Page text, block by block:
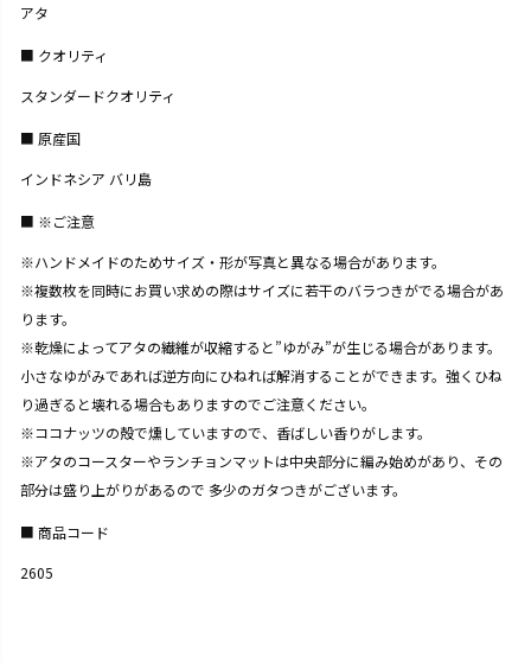
アタ
クオリティ
スタンダードクオリティ
原産国
インドネシア バリ島
※ご注意
※ハンドメイドのためサイズ・形が写真と異なる場合があります。
※複数枚を同時にお買い求めの際はサイズに若干のバラつきがでる場合があ
ります。
※乾燥によってアタの繊維が収縮すると”ゆがみ”が生じる場合があります。
小さなゆがみであれば逆方向にひねれば解消することができます。強くひね
り過ぎると壊れる場合もありますのでご注意ください。
※ココナッツの殻で燻していますので、香ばしい香りがします。
※アタのコースターやランチョンマットは中央部分に編み始めがあり、その
部分は盛り上がりがあるので 多少のガタつきがございます。
商品コード
2605